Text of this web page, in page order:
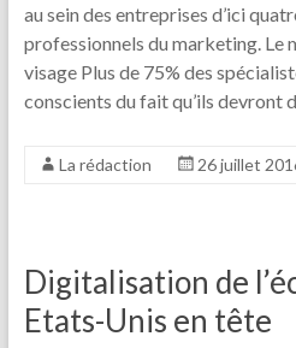
au sein des entreprises d’ici
professionnels du marketing. Le
visage Plus de 75% des
conscients du fait qu’ils devront
La rédaction 26 juillet
Digitalisation de
Etats-Unis en tête